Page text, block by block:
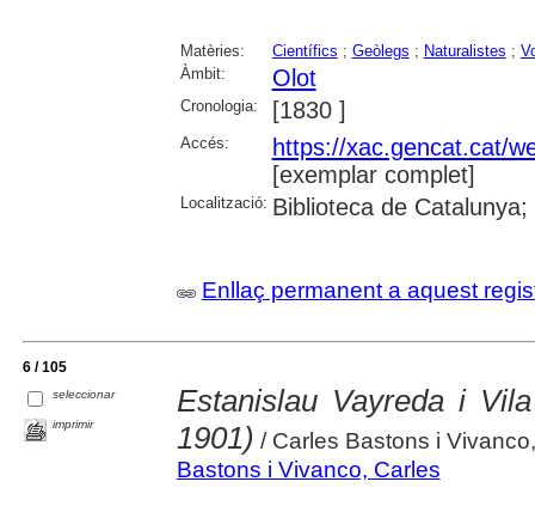
Matèries: Científics ; Geòlegs ; Naturalistes ;
Àmbit:
Olot
Cronologia: [1830 ]
Accés:
https://xac.gencat.cat/
[exemplar complet]
Localització: Biblioteca de
Enllaç permanent a aquest
6 / 105
seleccionar
imprimir
Estanislau Vayreda i
1901) / Carles Bastons i
Bastons i Vivanco, Carles